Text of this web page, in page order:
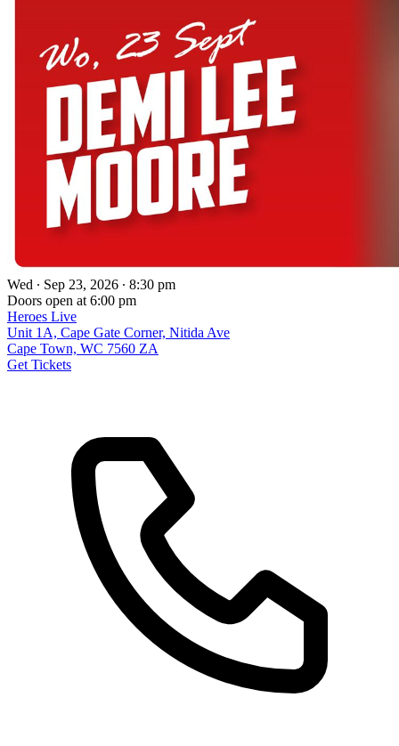
Wed ∙ Sep 23, 2026 ∙ 8:30 pm
Doors open at 6:00 pm
Heroes Live
Unit 1A, Cape Gate Corner, Nitida Ave
Cape Town, WC 7560 ZA
Get Tickets